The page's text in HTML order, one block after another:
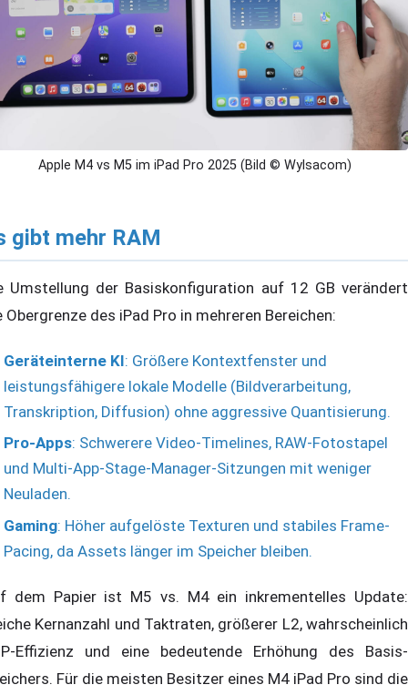
Apple M4 vs M5 im iPad Pro 2025 (Bild © Wylsacom)
gibt mehr RAM
Umstellung der Basiskonfiguration auf 12 GB verändert
Obergrenze des iPad Pro in mehreren Bereichen:
Geräteinterne KI: Größere Kontextfenster und
leistungsfähigere lokale Modelle (Bildverarbeitung,
Transkription, Diffusion) ohne aggressive Quantisierung.
Pro-Apps: Schwerere Video-Timelines, RAW-Fotostapel
und Multi-App-Stage-Manager-Sitzungen mit weniger
Neuladen.
Gaming: Höher aufgelöste Texturen und stabiles Frame-
Pacing, da Assets länger im Speicher bleiben.
dem Papier ist M5 vs. M4 ein inkrementelles Update:
Kernanzahl und Taktraten, größerer L2, wahrscheinlich
Effizienz und eine bedeutende Erhöhung des Basis-
Für die meisten Besitzer eines M4 iPad Pro sind die